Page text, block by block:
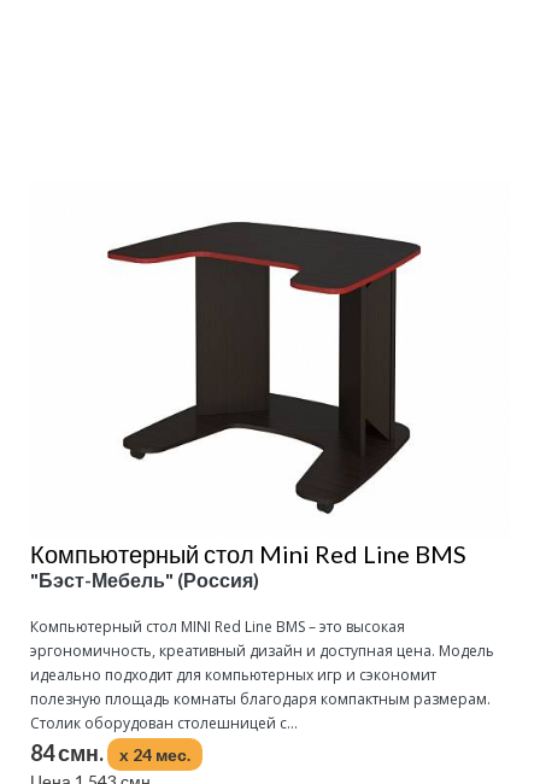
Компьютерный стол Mini Red Line BMS
"Бэст-Мебель" (Россия)
Компьютерный стол MINI Red Line BMS – это высокая
эргономичность, креативный дизайн и доступная цена. Модель
идеально подходит для компьютерных игр и сэкономит
полезную площадь комнаты благодаря компактным размерам.
Столик оборудован столешницей с...
84 смн.
x 24 мес.